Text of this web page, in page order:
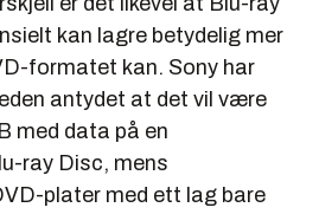
kan lagre betydelig mer
formatet kan. Sony har
antydet at det vil være
med data på en
ray Disc, mens
plater med ett lag bare